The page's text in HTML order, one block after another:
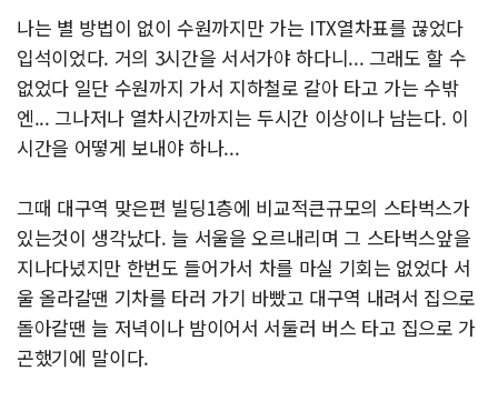
나는 별 방법이 없이 수원까지만 가는 ITX열차표를 끊었다
입석이었다. 거의 3시간을 서서가야 하다니... 그래도 할 수
없었다 일단 수원까지 가서 지하철로 갈아 타고 가는 수밖
엔... 그나저나 열차시간까지는 두시간 이상이나 남는다. 이
시간을 어떻게 보내야 하나...
그때 대구역 맞은편 빌딩1층에 비교적큰규모의 스타벅스가
있는것이 생각났다. 늘 서울을 오르내리며 그 스타벅스앞을
지나다녔지만 한번도 들어가서 차를 마실 기회는 없었다 서
울 올라갈땐 기차를 타러 가기 바빴고 대구역 내려서 집으로
돌아갈땐 늘 저녁이나 밤이어서 서둘러 버스 타고 집으로 가
곤했기에 말이다.